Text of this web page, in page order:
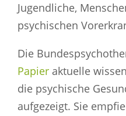
Jugendliche,
psychischen
Die
Papier aktuelle
die psychische
aufgezeigt. Sie